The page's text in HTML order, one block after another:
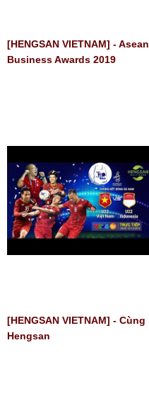
[HENGSAN VIETNAM] - Asean
Business Awards 2019
[HENGSAN VIETNAM] - Cùng
Hengsan